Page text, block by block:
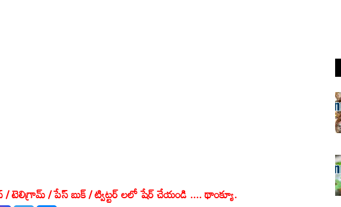
టెలిగ్రామ్ / పేస్ బుక్ / ట్విట్టర్ లలో షేర్ చేయండి .... థాంక్యూ.